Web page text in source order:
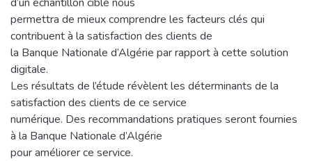
permettra de mieux comprendre les facteurs clés qui
contribuent à la satisfaction des clients de
la Banque Nationale d’Algérie par rapport à cette solution
digitale.
Les résultats de l’étude révèlent les déterminants de la
satisfaction des clients de ce service
numérique. Des recommandations pratiques seront fournies
à la Banque Nationale d’Algérie
pour améliorer ce service.